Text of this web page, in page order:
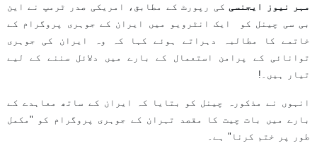
مہر نیوز ایجنسیکی رپورٹ کے مطابق، امریکی صدر ٹرمپ نے این
بی سی چینل کو ایک انٹرویو میں ایران کے جوہری پروگرام کے
خاتمے کا مطالبہ دہراتے ہوئے کہا کہ وہ ایران کی جوہری
توانائی کے پرامن استعمال کے بارے میں دلائل سننے کے لیے
تیار ہیں۔!
انہوں نے مذکورہ چینل کو بتایا کہ ایران کے ساتھ معاہدے کے
بارے میں بات چیت کا مقصد تہران کے جوہری پروگرام کو "مکمل
طور پر ختم کرنا" ہے۔